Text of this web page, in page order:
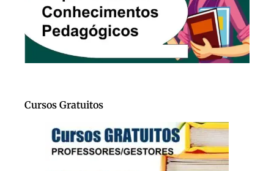
Cursos Gratuitos